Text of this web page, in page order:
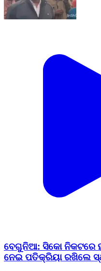
ବେଗୁନିଆ: ସିକୋ ନିକଟରେ
ନେଇ ପତିକ୍ରିୟା ରଖିଲେ